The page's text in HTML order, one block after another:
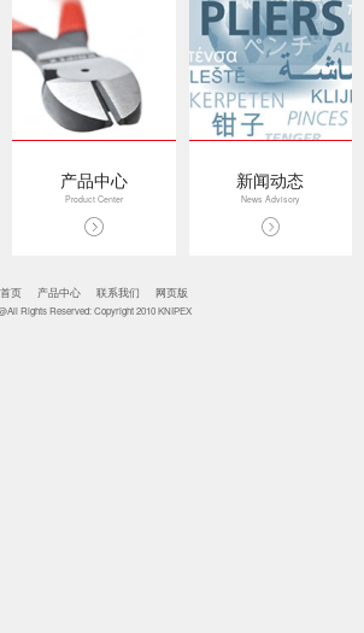
产品中心
Product Center
新闻动态
News Advisory
首页 产品中心 联系我们 网页版
Rights Reserved: Copyright 2010 KNIPEX